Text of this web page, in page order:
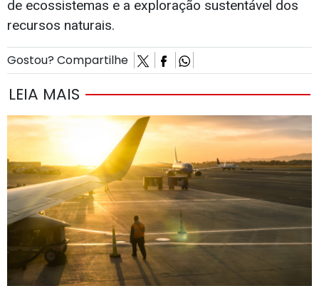
de ecossistemas e a exploração sustentável dos
recursos naturais.
Gostou? Compartilhe
LEIA MAIS